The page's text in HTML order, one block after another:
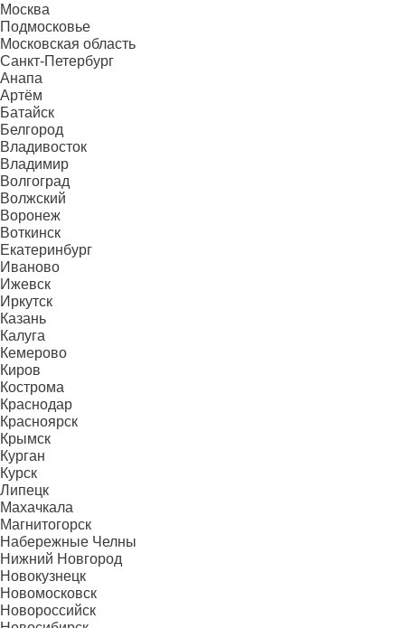
Москва
Подмосковье
Московская область
Санкт-Петербург
Анапа
Артём
Батайск
Белгород
Владивосток
Владимир
Волгоград
Волжский
Воронеж
Воткинск
Екатеринбург
Иваново
Ижевск
Иркутск
Казань
Калуга
Кемерово
Киров
Кострома
Краснодар
Красноярск
Крымск
Курган
Курск
Липецк
Махачкала
Магнитогорск
Набережные Челны
Нижний Новгород
Новокузнецк
Новомосковск
Новороссийск